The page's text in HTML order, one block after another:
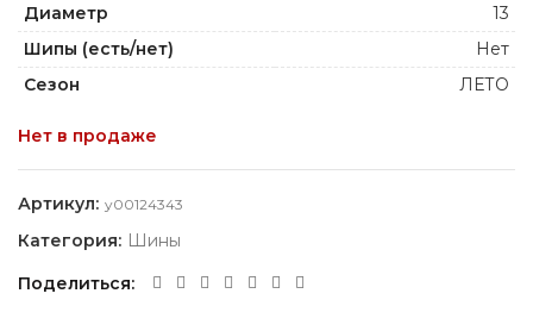
Диаметр
13
Шипы (есть/нет)
Нет
Сезон
ЛЕТО
Нет в продаже
Артикул: y00124343
Категория: Шины
Поделиться